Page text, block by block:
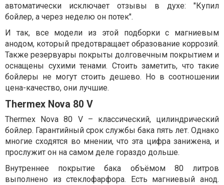
автоматически исключает отзывы в духе: "Купил
бойлер, а через неделю он потек".
И так, все модели из этой подборки с магниевым
анодом, который предотвращает образование коррозий.
Также резервуары покрыты долговечным покрытием и
оснащены сухими тенами. Стоить заметить, что такие
бойлеры не могут стоить дешево. Но в соотношении
цена-качество, они лучшие.
Thermex Nova 80 V
Thermex Nova 80 V – классический, цилиндрический
бойлер. Гарантийный срок службы бака пять лет. Однако
многие сходятся во мнении, что эта цифра занижена, и
прослужит он на самом деле гораздо дольше.
Внутреннее покрытие бака объёмом 80 литров
выполнено из стеклофарфора. Есть магниевый анод.